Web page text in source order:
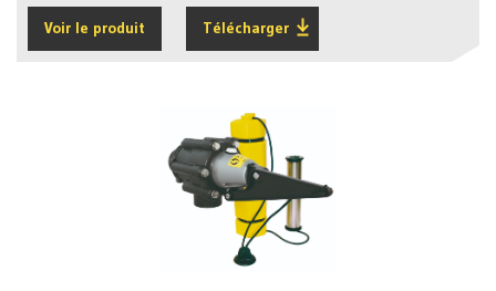
Voir le produit Télécharger